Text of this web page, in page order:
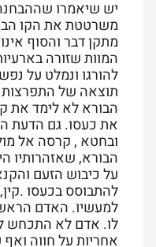
יש שיאמרו שההבחנה
משרטטת את הקו
מתקן דבר והסוף
המוות שזורה
להורגו ונמלט על
תוצאה של התפרצות
הבורא לא לימד את
את כעסו. גם הדעת
ובחטא , קרסה אל
הבורא, שאזהרותיו
על כיבוש הזעם
להתבוסס בכעסו
למעשיו. האדם
לו. אדם לא התכחש
אחריות על חווה ואף